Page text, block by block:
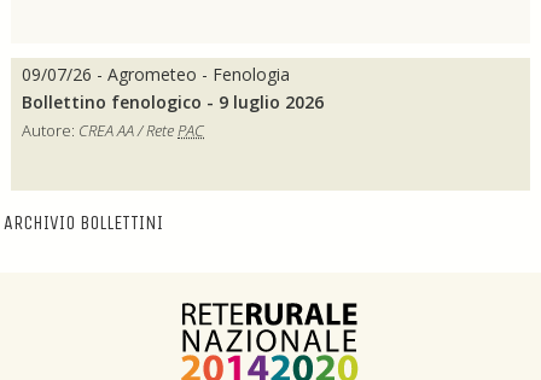
09/07/26 - Agrometeo - Fenologia
Bollettino fenologico - 9 luglio 2026
Autore: CREA AA / RetePAC
ARCHIVIO BOLLETTINI